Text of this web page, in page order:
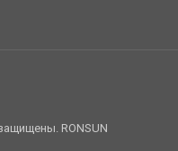
RONSUN